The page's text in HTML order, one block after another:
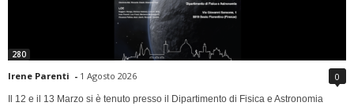
280
Irene Parenti - 1 Agosto 2026 0
Il 12 e il 13 Marzo si è tenuto presso il Dipartimento di Fisica e Astronomia